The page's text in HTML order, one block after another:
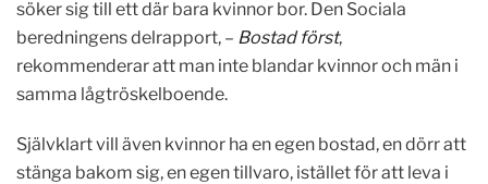
söker sig till ett där bara kvinnor bor. Den Sociala
beredningens delrapport, – Bostad först,
rekommenderar att man inte blandar kvinnor och män i
samma lågtröskelboende.
Självklart vill även kvinnor ha en egen bostad, en dörr att
stänga bakom sig, en egen tillvaro, istället för att leva i